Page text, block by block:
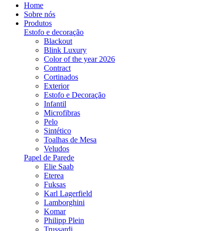
Home
Sobre nós
Produtos
Estofo e decoração
Blackout
Blink Luxury
Color of the year 2026
Contract
Cortinados
Exterior
Estofo e Decoração
Infantil
Microfibras
Pelo
Sintético
Toalhas de Mesa
Veludos
Papel de Parede
Elie Saab
Eterea
Fuksas
Karl Lagerfield
Lamborghini
Komar
Philipp Plein
Trussardi